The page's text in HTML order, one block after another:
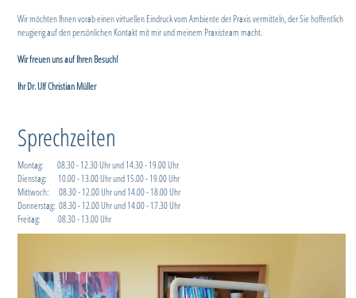
Wir möchten Ihnen vorab einen virtuellen Eindruck vom Ambiente der Praxis vermitteln, der Sie hoffentlich
neugierig auf den persönlichen Kontakt mit mir und meinem Praxisteam macht.
Wir freuen uns auf Ihren Besuch!
Ihr Dr. Ulf Christian Müller
Sprechzeiten
Montag: 08.30 - 12.30 Uhr und 14.30 - 19.00 Uhr
Dienstag: 10.00 - 13.00 Uhr und 15.00 - 19.00 Uhr
Mittwoch: 08.30 - 12.00 Uhr und 14.00 - 18.00 Uhr
Donnerstag: 08.30 - 12.00 Uhr und 14.00 - 17.30 Uhr
Freitag: 08.30 - 13.00 Uhr